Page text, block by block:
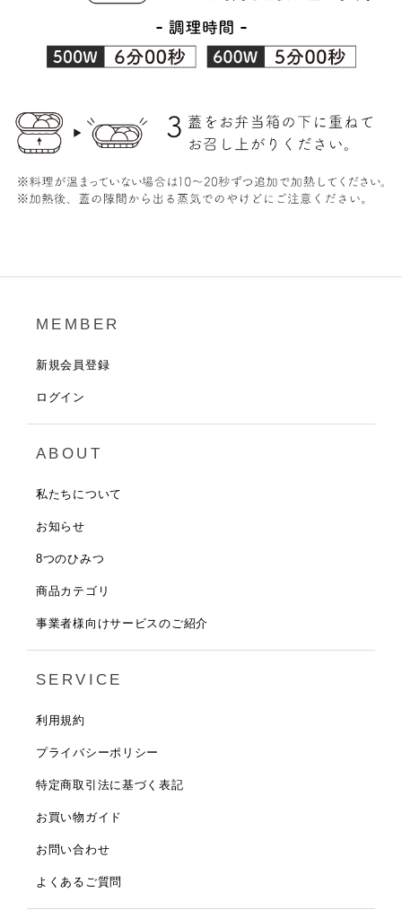
MEMBER
新規会員登録
ログイン
ABOUT
私たちについて
お知らせ
8つのひみつ
商品カテゴリ
事業者様向けサービスのご紹介
SERVICE
利用規約
プライバシーポリシー
特定商取引法に基づく表記
お買い物ガイド
お問い合わせ
よくあるご質問